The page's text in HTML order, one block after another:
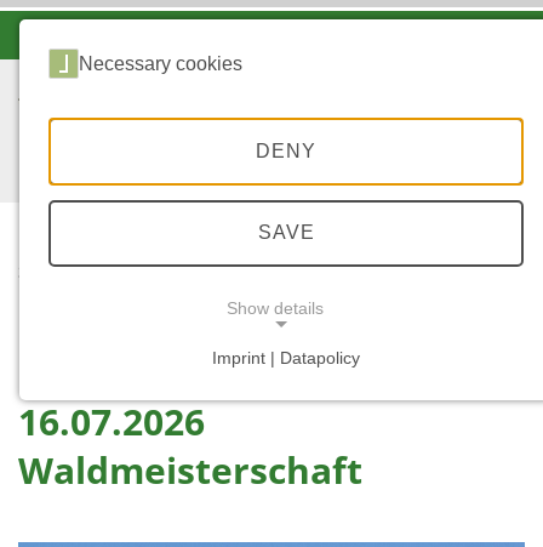
STARTSEITE
...
16.07.2026
Waldmeisterschaft
Necessary cookies
DENY
SAVE
Show details
Imprint | Datapolicy